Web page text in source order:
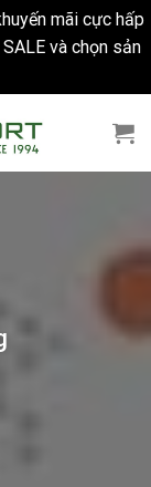
mãi cực hấp
và chọn sản